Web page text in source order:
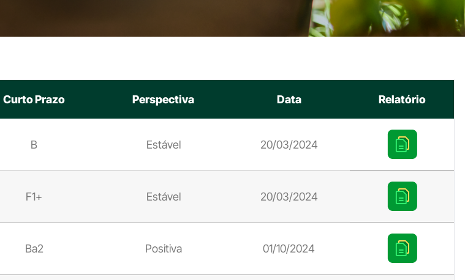
Curto Prazo Perspectiva Data Relatório
B Estável 20/03/2024
F1+ Estável 20/03/2024
Ba2 Positiva 01/10/2024